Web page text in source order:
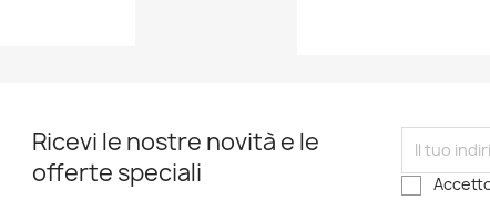
Ricevi le nostre novità e le
offerte speciali